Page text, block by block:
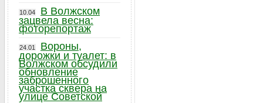
10.04
В Волжском
зацвела весна:
фоторепортаж
24.01
Вороны,
дорожки и туалет: в
Волжском обсудили
обновление
заброшенного
участка сквера на
улице Советской